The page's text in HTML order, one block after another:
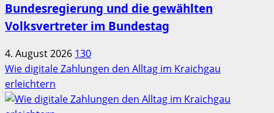
Bundesregierung und die gewählten
Volksvertreter im Bundestag
4. August 2026 130
Wie digitale Zahlungen den Alltag im Kraichgau
erleichtern